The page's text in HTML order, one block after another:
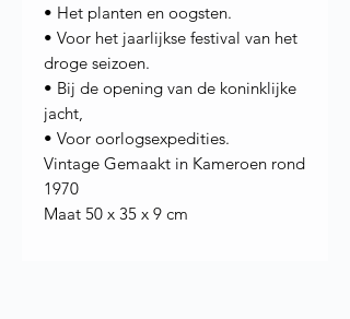
• Het planten en oogsten.
• Voor het jaarlijkse festival van het
droge seizoen.
• Bij de opening van de koninklijke
jacht,
• Voor oorlogsexpedities.
Vintage Gemaakt in Kameroen rond
1970
Maat 50 x 35 x 9 cm